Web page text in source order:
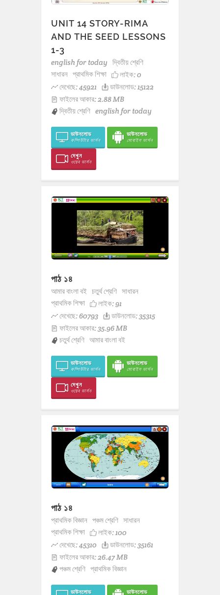
UNIT 14 STORY-RIMA
AND THE SEED LESSONS
1-3
english for today দ্বিতীয় শ্রেণি
সাধারন প্রাথমিক শিক্ষা লাইক:0
দেখেছে: 45921
ডাউনলোড: 15122
ফাইলের আকার: 2.88 MB
দ্বিতীয় শ্রেণি english for today
ডাউনলোড
কম্পিউটার ভার্সন
ডাউনলোড
মোবাইল ভার্সন
দেখুন
ওয়েব ভার্সন
পাঠ ১৪
আমার বাংলা বই চতুর্থ শ্রেণি সাধারন
প্রাথমিক শিক্ষা
লাইক:91
দেখেছে: 60793
ডাউনলোড: 35315
ফাইলের আকার: 35.96 MB
চতুর্থ শ্রেণি আমার বাংলা বই
ডাউনলোড
কম্পিউটার ভার্সন
ডাউনলোড
মোবাইল ভার্সন
দেখুন
ওয়েব ভার্সন
পাঠ ১৪
প্রাথমিক বিজ্ঞান পঞ্চম শ্রেণি সাধারন
প্রাথমিক শিক্ষা
লাইক:100
দেখেছে: 45310
ডাউনলোড: 35161
ফাইলের আকার: 26.47 MB
পঞ্চম শ্রেণি প্রাথমিক বিজ্ঞান
ডাউনলোড ডাউনলোড